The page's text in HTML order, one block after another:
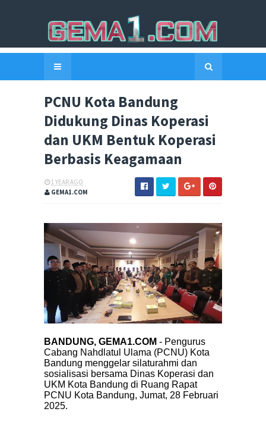
PCNU Kota Bandung
Didukung Dinas Koperasi
dan UKM Bentuk Koperasi
Berbasis Keagamaan
1 YEAR AGO
GEMA1.COM
BANDUNG, GEMA1.COM - Pengurus
Cabang Nahdlatul Ulama (PCNU) Kota
Bandung menggelar silaturahmi dan
sosialisasi bersama Dinas Koperasi dan
UKM Kota Bandung di Ruang Rapat
PCNU Kota Bandung, Jumat, 28 Februari
2025.